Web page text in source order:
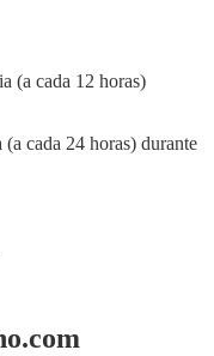
(a cada 12 horas)
cada 24 horas) durante